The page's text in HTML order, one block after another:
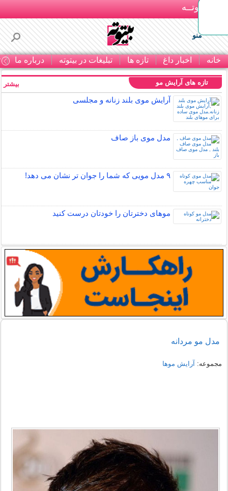
بـیتوتــه
منو
خانه اخبار داغ تازه ها تبلیغات در بیتوته درباره ما
تازه های آرایش مو
آرایش موی بلند زنانه و مجلسی
مدل موی باز صاف
۹ مدل مویی که شما را جوان تر نشان می دهد!
موهای دخترتان را خودتان درست کنید
بیشتر
مدل مو مردانه
مجموعه: آرایش موها